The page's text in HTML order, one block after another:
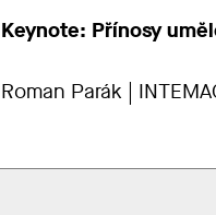
Keynote: Přínosy
Roman Parák |